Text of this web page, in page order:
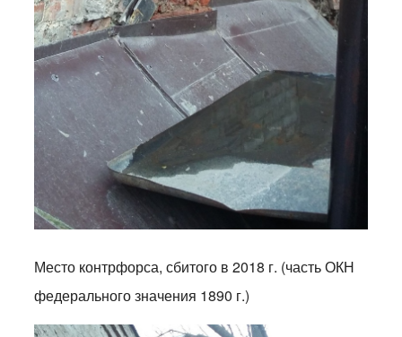
Место контрфорса, сбитого в 2018 г. (часть ОКН
федерального значения 1890 г.)